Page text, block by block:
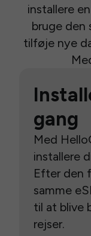
installere
bruge den
tilføje nye
gang
Med
installere
Efter den
samme
til at blive
rejser.